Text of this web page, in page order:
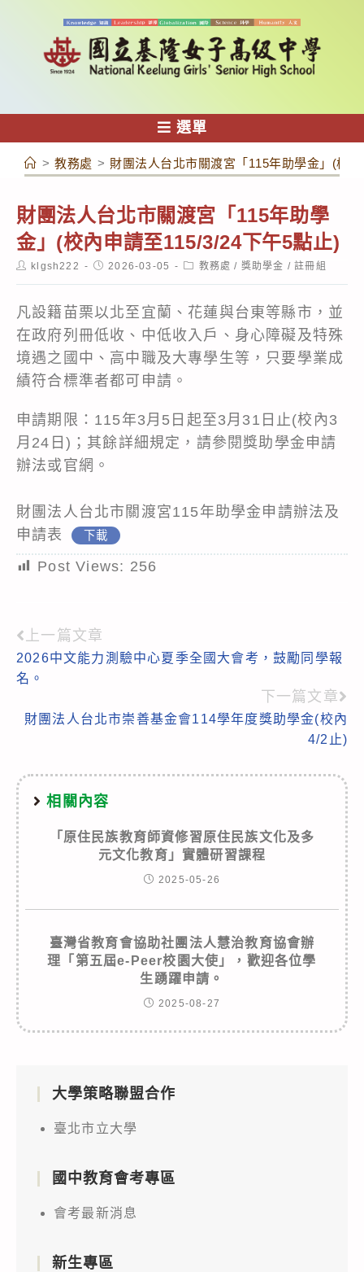
容
選單
> 教務處 > 財團法人台北市關渡宮「115年助學金」(校
財團法人台北市關渡宮「115年助學
金」(校內申請至115/3/24下午5點止)
Postklgsh222
Post2026-03-05
Post教務處 / 獎助學金 / 註冊組
凡設籍苗栗以北至宜蘭、花蓮與台東等縣市，並
在政府列冊低收、中低收入戶、身心障礙及特殊
境遇之國中、高中職及大專學生等，只要學業成
績符合標準者都可申請。
申請期限：115年3月5日起至3月31日止(校內3
月24日)；其餘詳細規定，請參閱獎助學金申請
辦法或官網。
財團法人台北市關渡宮115年助學金申請辦法及
申請表
下載
Post Views: 256
Read
more
上一篇文章
2026中文能力測驗中心夏季全國大會考，鼓勵同學報
名。
下一篇文章
財團法人台北市崇善基金會114學年度獎助學金(校內
4/2止)
相關內容
「原住民族教育師資修習原住民族文化及多
元文化教育」實體研習課程
2025-05-26
臺灣省教育會協助社團法人慧治教育協會辦
理「第五屆e-Peer校園大使」，歡迎各位學
生踴躍申請。
2025-08-27
大學策略聯盟合作
臺北市立大學
國中教育會考專區
會考最新消息
新生專區